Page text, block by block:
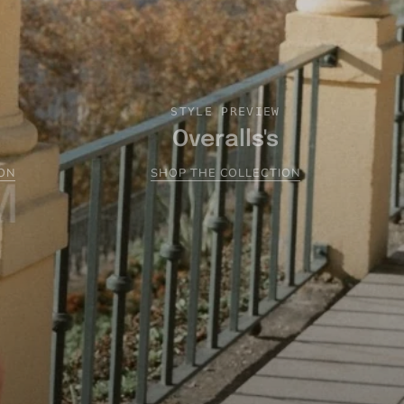
STYLE PREVIEW
Overalls's
SHOP THE COLLECTION